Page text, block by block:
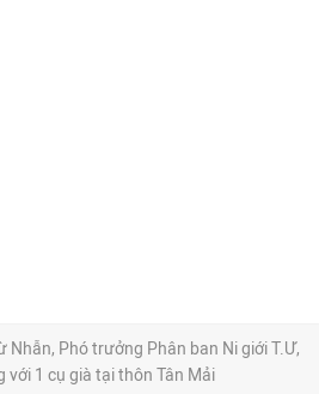
Phó trưởng Phân ban Ni giới T.Ư,
với 1 cụ già tại thôn Tân Mải